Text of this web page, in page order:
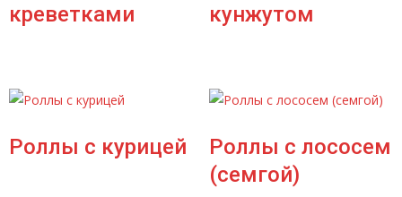
креветками
кунжутом
Роллы с курицей
Роллы с лососем
(семгой)